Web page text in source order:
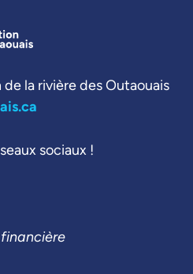
la rivière des Outaouais
sociaux !